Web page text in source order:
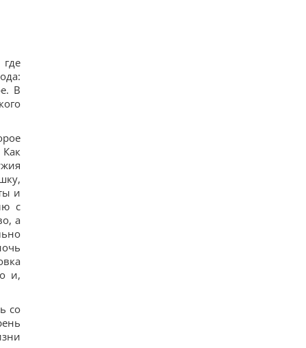
В
Как
и
с
а
и,
со